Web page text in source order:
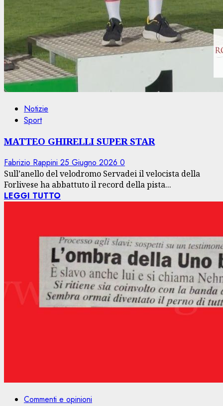
Notizie
Sport
MATTEO GHIRELLI SUPER STAR
Fabrizio Rappini 25 Giugno 2026 0
Sull’anello del velodromo Servadei il velocista della
Forlivese ha abbattuto il record della pista...
LEGGI TUTTO
Commenti e opinioni